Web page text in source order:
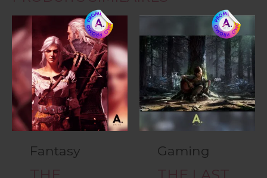
Fantasy
THE
Gaming
THE LAST